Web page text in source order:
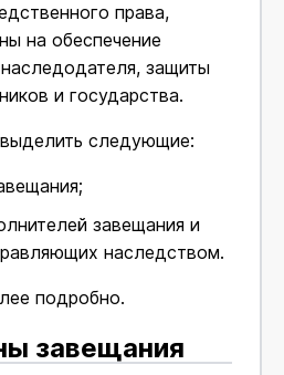
права,
на обеспечение
защиты
и государства.
следующие:
завещания и
наследством.
подробно.
завещания